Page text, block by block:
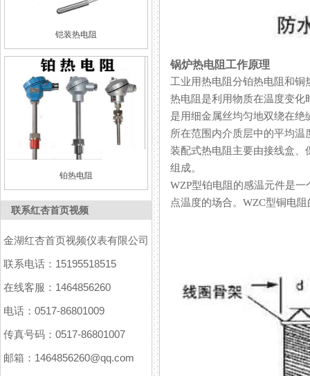
铠装热电阻
铂热电阻
联系红杏首页视频
金湖红杏首页视频仪表有限公司
联系电话：15195518515
在线客服：1464856260
电话：0517-86801009
传真号码：0517-86801007
邮箱：1464856260@qq.com
锅炉热电阻工作原理
工业用热电阻分铂热电阻和铜
热电阻是利用物质在温度变化
是用细金属丝均匀地双绕在绝缘
所在范围内介质层中的平均温度
装配式热电阻主要由接线盒、
组成。
WZP型铂电阻的感温元件是一
点温度的场合。WZC型铜电阻